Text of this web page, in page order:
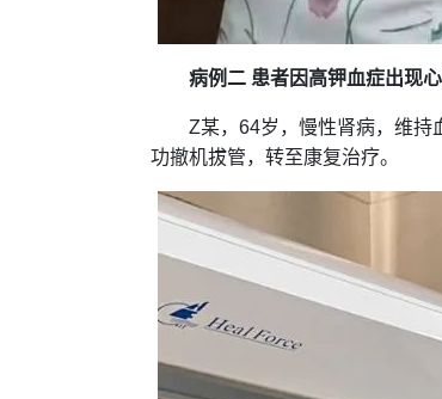
病例二 患者因高钾血症出现
Z某，64岁，慢性肾病，维持
功撤机拔管，转至康复治疗。